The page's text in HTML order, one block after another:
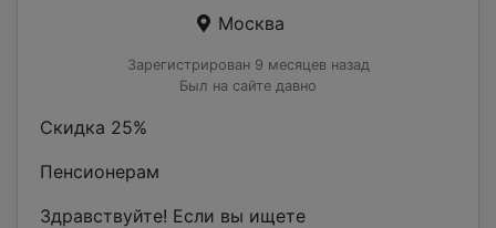
Москва
Зарегистрирован 9 месяцев назад
Был на сайте давно
Скидка 25%
Пенсионерам
Здравствуйте! Если вы ищете